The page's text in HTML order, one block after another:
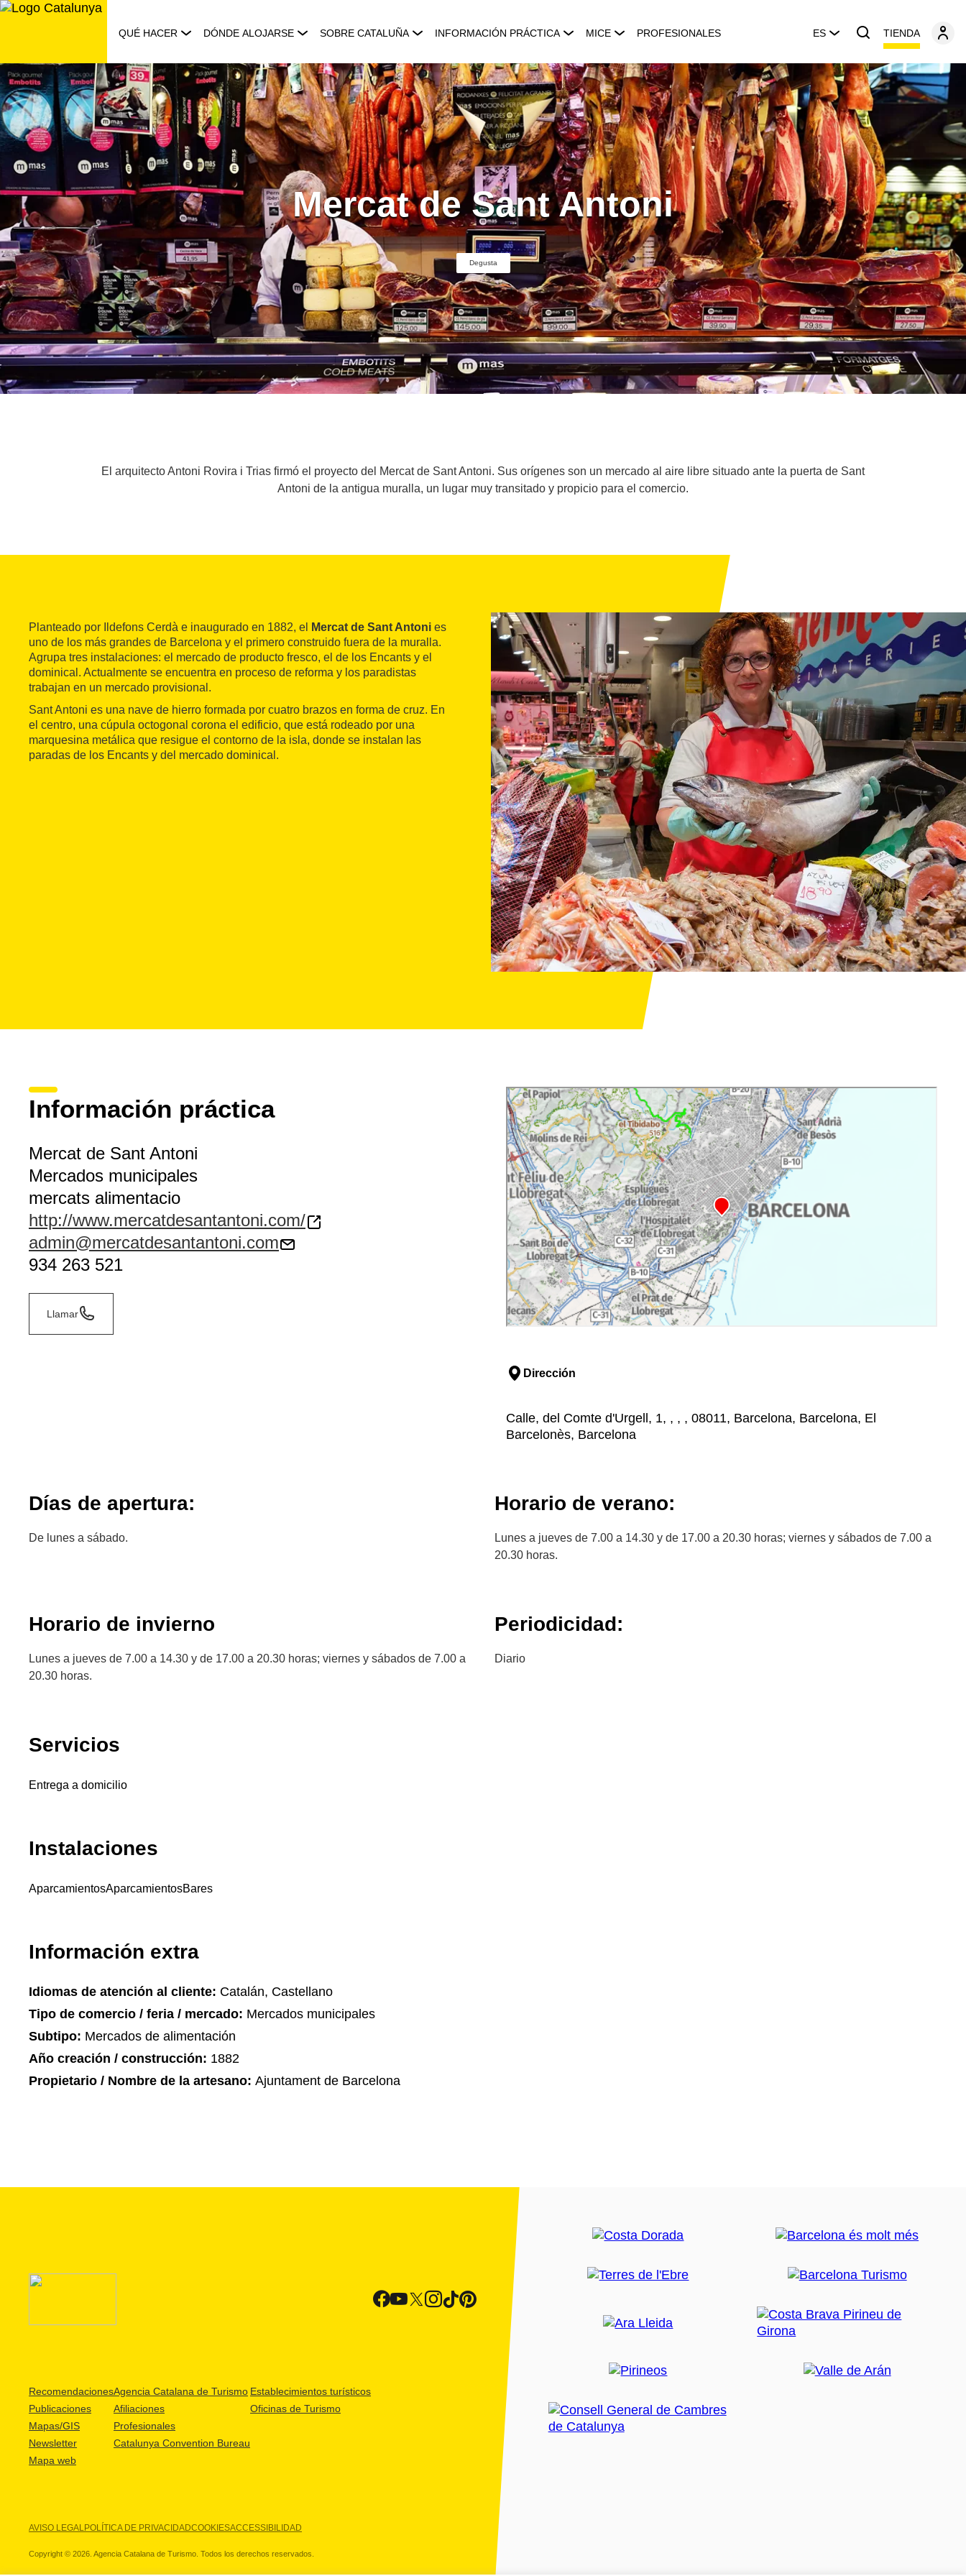
Saltar
QUÉ HACER DÓNDE ALOJARSE SOBRE CATALUÑA INFORMACIÓN PRÁCTICA MICE PROFESIONALES ES TIENDA
Mercat de Sant Antoni
Degusta
El arquitecto Antoni Rovira i Trias firmó el proyecto del Mercat de Sant Antoni. Sus orígenes son un mercado al aire libre situado ante la puerta de Sant
Antoni de la antigua muralla, un lugar muy transitado y propicio para el comercio.
Planteado por Ildefons Cerdà e inaugurado en 1882, el Mercat de Sant Antoni es
uno de los más grandes de Barcelona y el primero construido fuera de la muralla.
Agrupa tres instalaciones: el mercado de producto fresco, el de los Encants y el
dominical. Actualmente se encuentra en proceso de reforma y los paradistas
trabajan en un mercado provisional.
Sant Antoni es una nave de hierro formada por cuatro brazos en forma de cruz. En
el centro, una cúpula octogonal corona el edificio, que está rodeado por una
marquesina metálica que resigue el contorno de la isla, donde se instalan las
paradas de los Encants y del mercado dominical.
Información práctica
Mercat de Sant Antoni
Mercados municipales
mercats alimentacio
http://www.mercatdesantantoni.com/
admin@mercatdesantantoni.com
934 263 521
Llamar
Dirección
Calle, del Comte d'Urgell, 1, , , , 08011, Barcelona, Barcelona, El
Barcelonès, Barcelona
Días de apertura:
De lunes a sábado.
Horario de verano:
Lunes a jueves de 7.00 a 14.30 y de 17.00 a 20.30 horas; viernes y sábados de 7.00 a
20.30 horas.
Horario de invierno
Lunes a jueves de 7.00 a 14.30 y de 17.00 a 20.30 horas; viernes y sábados de 7.00 a
20.30 horas.
Periodicidad:
Diario
Servicios
Entrega a domicilio
Instalaciones
AparcamientosAparcamientosBares
Información extra
Idiomas de atención al cliente: Catalán, Castellano
Tipo de comercio / feria / mercado: Mercados municipales
Subtipo: Mercados de alimentación
Año creación / construcción: 1882
Propietario / Nombre de la artesano: Ajuntament de Barcelona
Recomendaciones
Publicaciones
Mapas/GIS
Newsletter
Mapa web
Agencia Catalana de Turismo
Afiliaciones
Profesionales
Catalunya Convention Bureau
Establecimientos turísticos
Oficinas de Turismo
AVISO LEGALPOLÍTICA DE PRIVACIDADCOOKIESACCESSIBILIDAD
Copyright © 2026. Agencia Catalana de Turismo. Todos los derechos reservados.